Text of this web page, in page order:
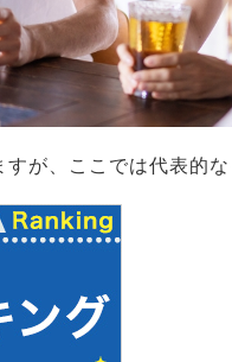
が、ここでは代表的な